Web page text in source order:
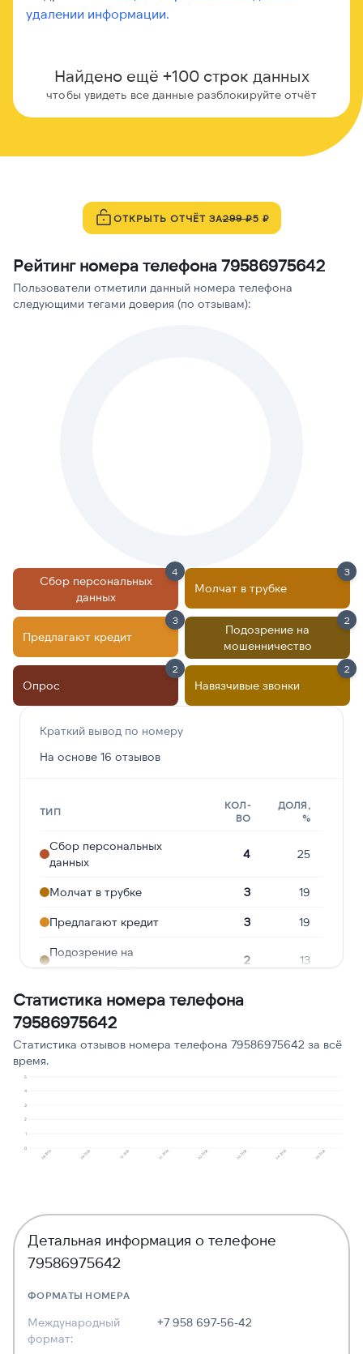
удалении информации.
Найдено ещё +100 строк данных
чтобы увидеть все данные разблокируйте отчёт
ОТКРЫТЬ ОТЧЁТ ЗА299 ₽5 ₽
Рейтинг номера телефона 79586975642
Пользователи отметили данный номера телефона
следующими тегами доверия (по отзывам):
Сбор персональных
данных
4
Молчат в трубке
3
Предлагают кредит
3
Подозрение на
мошенничество
2
Опрос
2
Навязчивые звонки
2
Краткий вывод по номеру
На основе 16 отзывов
ТИП
КОЛ-
ВО
ДОЛЯ,
%
Сбор персональных
данных
4 25
Молчат в трубке 3 19
Предлагают кредит 3 19
Подозрение на
мошенничество
2 13
Опрос
Навязчивые звонки
Статистика номера телефона
79586975642
Статистика отзывов номера телефона 79586975642 за всё
время.
0
1
2
3
4
5
08.2025 09.2025 12.2025 01.2026 02.2026 03.2026 04.2026 06.2026
Детальная информация о телефоне
79586975642
ФОРМАТЫ НОМЕРА
Международный
формат:
+7 958 697-56-42